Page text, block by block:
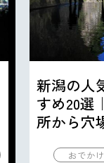
新潟の人
すめ20選
所から穴
おでか